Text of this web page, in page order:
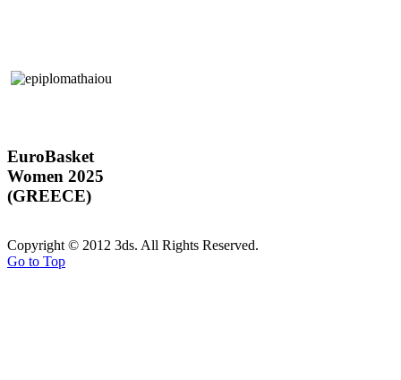
EuroBasket
Women 2025
(GREECE)
Copyright © 2012 3ds. All Rights Reserved.
Go to Top